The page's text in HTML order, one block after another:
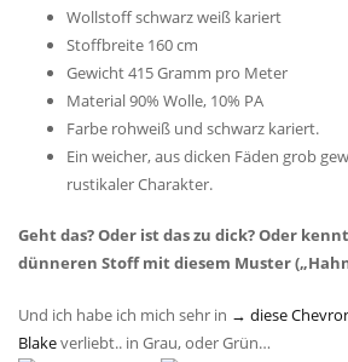
Wollstoff schwarz weiß kariert
Stoffbreite 160 cm
Gewicht 415 Gramm pro Meter
Material 90% Wolle, 10% PA
Farbe rohweiß und schwarz kariert.
Ein weicher, aus dicken Fäden grob
rustikaler Charakter.
Geht das? Oder ist das zu dick? Oder
dünneren Stoff mit diesem Muster
Und ich habe ich mich sehr in → diese
Blakeverliebt.. in Grau, oder Grün…